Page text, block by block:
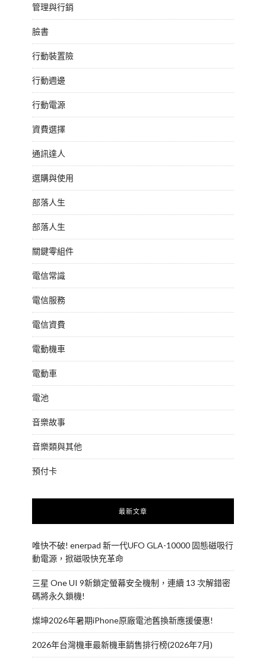
管理與行銷
臉書
行動裝置險
行動週邊
行動電源
資費選擇
通訊達人
選購與使用
部落人生
部落人生
關鍵零組件
電信常識
電信服務
電信資費
電動機車
電動車
電池
音樂故事
音樂類與其他
預付卡
最新文章
唯快不破! enerpad 新一代UFO GLA-10000 固態磁吸行
動電源，掀磁吸快充革命
三星 One UI 9新鎖定螢幕安全機制，連續 13 次解錯密
碼將永久鎖機!
燦坤2026年暑期iPhone原廠電池舊換新應援優惠!
2026年台灣機車最新機車銷售排行榜(2026年7月)